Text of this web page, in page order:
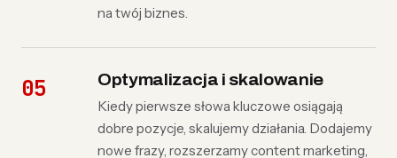
na twój biznes.
Optymalizacja i skalowanie
Kiedy pierwsze słowa kluczowe osiągają
dobre pozycje, skalujemy działania. Dodajemy
nowe frazy, rozszerzamy content marketing,